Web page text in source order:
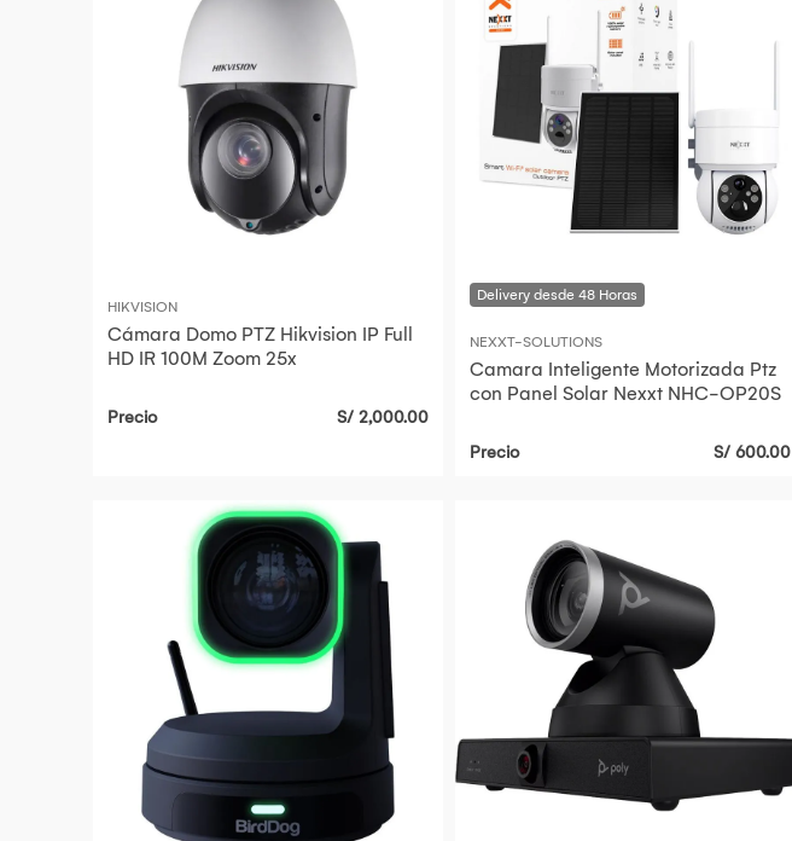
HIKVISION
Cámara Domo PTZ Hikvision IP Full
HD IR 100M Zoom 25x
Precio S/ 2,000.00
NEXXT-SOLUTIONS
Camara Inteligente Motorizada Ptz
con Panel Solar Nexxt NHC-OP20S
Precio S/ 600.00